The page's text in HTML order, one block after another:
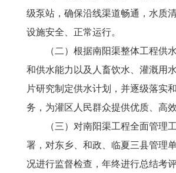
级泵站，确保沿线渠道畅通，水质
设施安全、正常运行。
（二）根据南阳渠整体工程供水
和供水能力以及人畜饮水、灌溉用
片研究制定供水计划，并逐级落实
务，为灌区人民群众提供优质、高
（三）对南阳渠工程全面管理工
署，对东乡、和政、临夏三县管理
况进行监督检查，年终进行总结考